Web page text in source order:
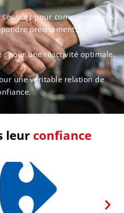
: pour comprendre vos
précisément.
pour une réactivité optimale.
une véritable relation de
leur confiance